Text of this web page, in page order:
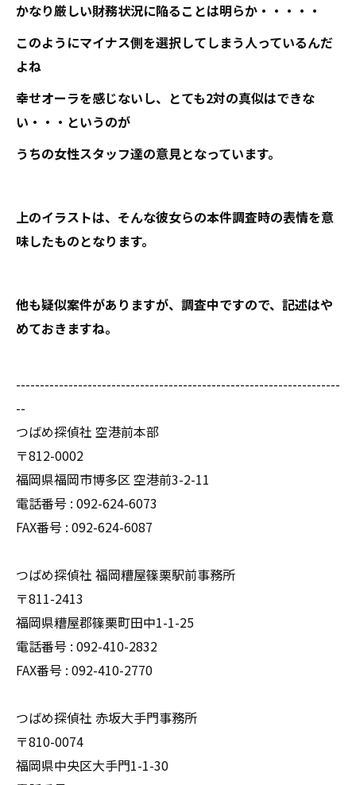
かなり厳しい財務状況に陥ることは明らか・・・・・
このようにマイナス側を選択してしまう人っているんだ
よね
幸せオーラを感じないし、とても2対の真似はできな
い・・・というのが
うちの女性スタッフ達の意見となっています。
上のイラストは、そんな彼女らの本件調査時の表情を意
味したものとなります。
他も疑似案件がありますが、調査中ですので、記述はや
めておきますね。
--------------------------------------------------------------------
--
つばめ探偵社 空港前本部
〒812-0002
福岡県福岡市博多区 空港前3-2-11
電話番号 : 092-624-6073
FAX番号 : 092-624-6087
つばめ探偵社 福岡糟屋篠栗駅前事務所
〒811-2413
福岡県糟屋郡篠栗町田中1-1-25
電話番号 : 092-410-2832
FAX番号 : 092-410-2770
つばめ探偵社 赤坂大手門事務所
〒810-0074
福岡県中央区大手門1-1-30